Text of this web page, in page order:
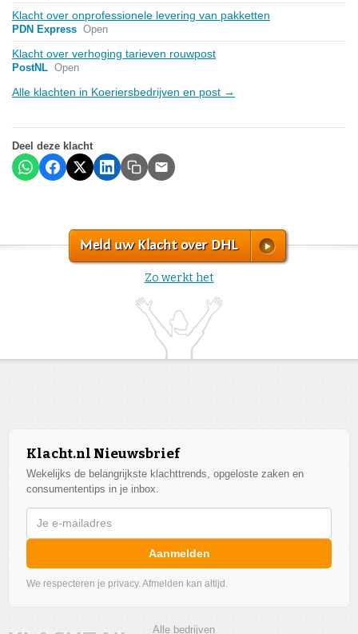
Klacht over onprofessionele levering van pakketten
PDN Express Open
Klacht over verhoging tarieven rouwpost
PostNL Open
Alle klachten in Koeriersbedrijven en post →
Deel deze klacht
Meld uw Klacht over DHL
Zo werkt het
Klacht.nl Nieuwsbrief
Wekelijks de belangrijkste klachttrends, opgeloste zaken en
consumententips in je inbox.
Aanmelden
We respecteren je privacy. Afmelden kan altijd.
Alle bedrijven